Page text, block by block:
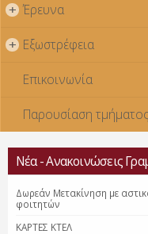
+ Έρευνα
+ Εξωστρέφεια
Επικοινωνία
Παρουσίαση τμήματος
Νέα - Ανακοινώσεις
Δωρεάν Μετακίνηση με
φοιτητών
ΚΑΡΤΕΣ ΚΤΕΛ